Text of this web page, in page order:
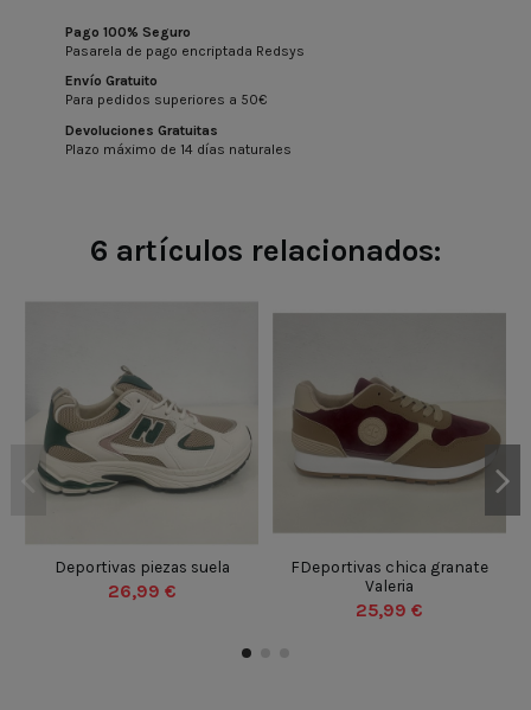
Pago 100% Seguro
Pasarela de pago encriptada Redsys
Envío Gratuito
Para pedidos superiores a 50€
Devoluciones Gratuitas
Plazo máximo de 14 días naturales
6 artículos relacionados:
Deportivas piezas suela
26,99 €
39
40 41
42
FDeportivas chica granate
Valeria
25,99 €
35 36 37
38
41